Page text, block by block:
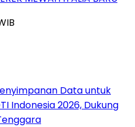
Data untuk
Indonesia 2026, Dukung